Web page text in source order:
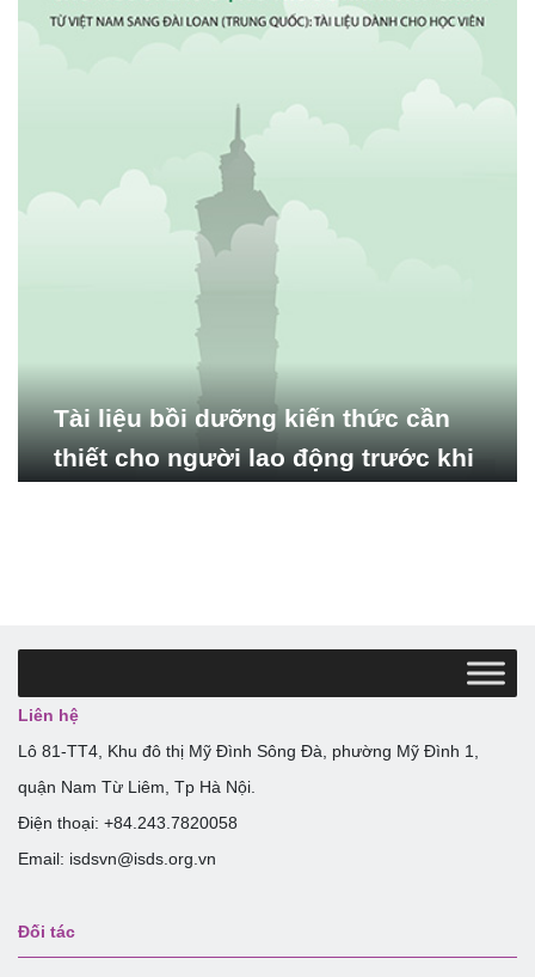
Malaysia
Tài liệu bồi dưỡng kiến thức cần
thiết cho người lao động trước khi
Liên hệ
Lô 81-TT4, Khu đô thị Mỹ Đình Sông Đà, phường Mỹ Đình 1,
quận Nam Từ Liêm, Tp Hà Nội.
Điện thoại: +84.243.7820058
Email: isdsvn@isds.org.vn
Đối tác